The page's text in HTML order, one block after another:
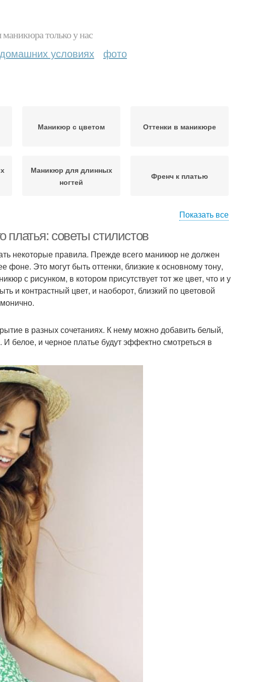
только у нас
условиях фото
Маникюр с цветом Оттенки в маникюре
Маникюр для длинных
ногтей
Френч к платью
Маникюр под красное Платье для коротких и
бирюзовое платье
Бирюзовый маникюр
Маникюр к бордовому
Новинки для бордового
Вечерний платье
Маникюр под молочное
Розовое платье
Показать все
советы стилистов
некоторые правила. Прежде всего маникюр не должен
фоне. Это могут быть оттенки, близкие к основному тону,
с рисунком, в котором присутствует тот же цвет, что и у
и контрастный цвет, и наоборот, близкий по цветовой
в разных сочетаниях. К нему можно добавить белый,
белое, и черное платье будут эффектно смотреться в